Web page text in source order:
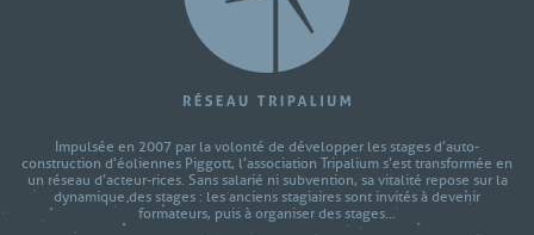
Impulsée en 2007 par la volonté de développer les stages d’auto-
construction d'éoliennes Piggott, l’association Tripalium s’est transformée en
un réseau d’acteur-rices. Sans salarié ni subvention, sa vitalité repose sur la
dynamique des stages : les anciens stagiaires sont invités à devenir
formateurs, puis à organiser des stages...